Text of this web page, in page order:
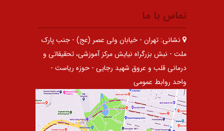
تماس با ما
نشانی: تهران - خیابان ولی عصر (عج) - جنب پارک
ملت - نبش بزرگراه نیایش مرکز آموزشی، تحقیقاتی و
درمانی قلب و عروق شهید رجایی - حوزه ریاست -
واحد روابط عمومی